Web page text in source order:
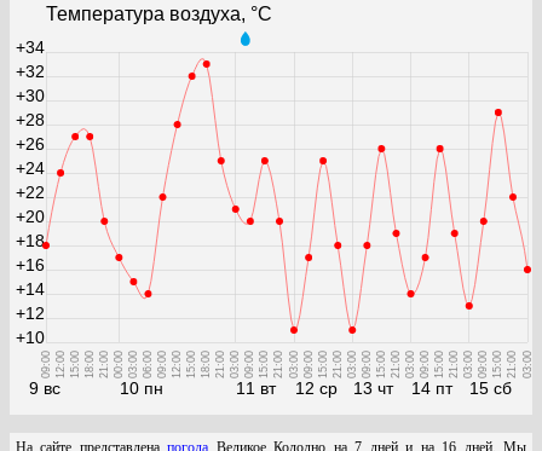
Температура воздуха, °С
9 вс
09:00 12:00 15:00 18:00 21:00
10 пн
00:00 03:00 06:00 09:00 12:00 15:00 18:00 21:00
11 вт
03:00 09:00 15:00 21:00
12 ср
03:00 09:00 15:00 21:00
13 чт
03:00 09:00 15:00 21:00
14 пт
03:00 09:00 15:00 21:00
15 сб
03:00 09:00 15:00 21:00 03:00
+10
+12
+14
+16
+18
+20
+22
+24
+26
+28
+30
+32
+34
На сайте представленапогода Великое Колодно на 7 дней и на 16 дней. Мы